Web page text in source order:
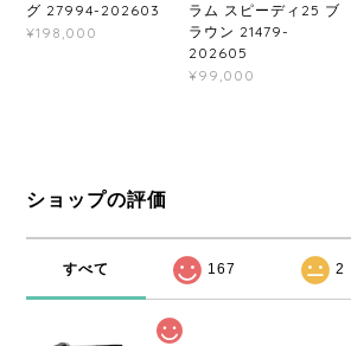
グ 27994-202603
¥198,000
ラム スピーディ25 ブ
ラウン 21479-
202605
¥99,000
ショップの評価
すべて 167 2